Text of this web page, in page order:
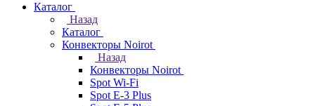
Каталог
Назад
Каталог
Конвекторы Noirot
Назад
Конвекторы Noirot
Spot Wi-Fi
Spot E-3 Plus